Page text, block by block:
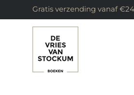
Gratis verzending vanaf